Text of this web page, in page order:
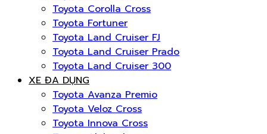
Toyota Corolla Cross
Toyota Fortuner
Toyota Land Cruiser FJ
Toyota Land Cruiser Prado
Toyota Land Cruiser 300
XE ĐA DỤNG
Toyota Avanza Premio
Toyota Veloz Cross
Toyota Innova Cross